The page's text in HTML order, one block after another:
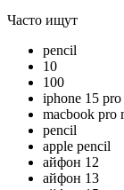
Часто ищут
pencil
10
100
iphone 15 pro
macbook pro
pencil
apple pencil
айфон 12
айфон 13